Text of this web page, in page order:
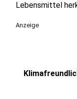
Lebensmittel
Anzeige